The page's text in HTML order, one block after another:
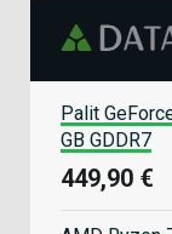
Palit
GB GDDR7
449,90 €